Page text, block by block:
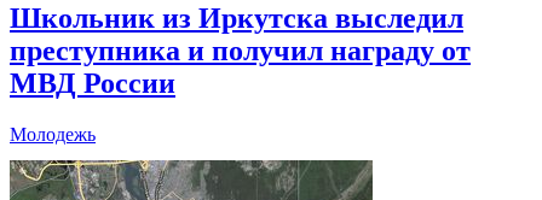
Школьник из Иркутска выследил
преступника и получил награду от
МВД России
Молодежь